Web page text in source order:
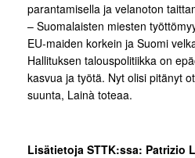
parantamisella ja velanoton
– Suomalaisten miesten
EU-maiden korkein ja Suomi
Hallituksen talouspolitiikka on
kasvua ja työtä. Nyt olisi pitänyt
suunta, Lainà toteaa.
Lisätietoja STTK:ssa: Patrizio